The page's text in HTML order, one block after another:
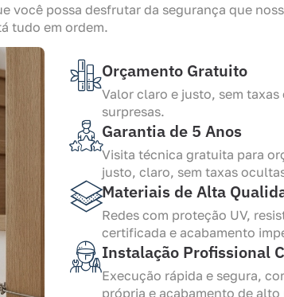
você possa desfrutar da segurança que
tudo em ordem.
Orçamento Gratuito
Valor claro e justo, sem
surpresas.
Garantia de 5 Anos
Visita técnica gratuita para
justo, claro, sem taxas
Materiais de Alta
Redes com proteção UV,
certificada e acabamento
Instalação Profissional
Execução rápida e segura,
própria e acabamento de alto